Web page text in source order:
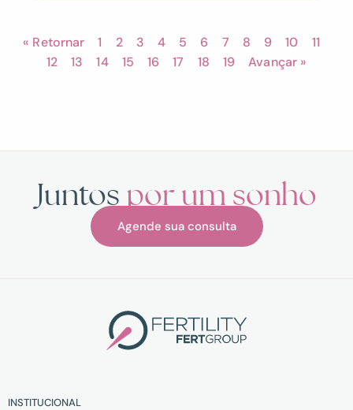
« Retornar 1 2 3 4 5 6 7 8 9 10
11
12
13 14 15 16 17 18 19 Avançar »
Juntos por um sonho
Agende sua consulta
INSTITUCIONAL